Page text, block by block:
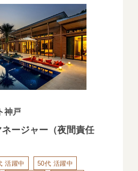
神戸
ージャー（夜間責任
活躍中
50代 活躍中